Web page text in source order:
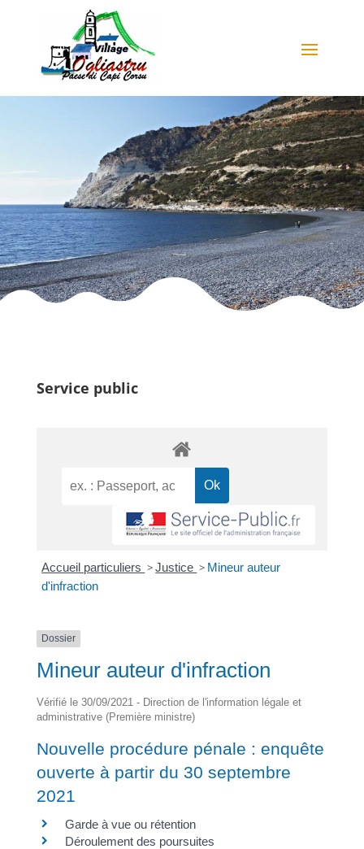
Service public
Accueil particuliers >Justice > Mineur auteur
d'infraction
Dossier
Mineur auteur d'infraction
Vérifié le 30/09/2021 - Direction de l'information légale et
administrative (Première ministre)
Nouvelle procédure pénale : enquête
ouverte à partir du 30 septembre
2021
Garde à vue ou rétention
Déroulement des poursuites